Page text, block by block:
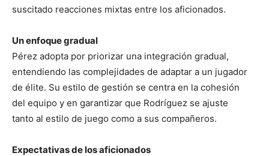
suscitado reacciones mixtas entre los aficionados.
Un enfoque gradual
Pérez adopta por priorizar una integración gradual,
entendiendo las complejidades de adaptar a un jugador
de élite. Su estilo de gestión se centra en la cohesión
del equipo y en garantizar que Rodríguez se ajuste
tanto al estilo de juego como a sus compañeros.
Expectativas de los aficionados